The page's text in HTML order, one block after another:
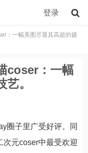
登录
：一幅美图尽显其高超的摄
coser：一幅
。
圈子里广受好评。同
元coser中最受欢迎